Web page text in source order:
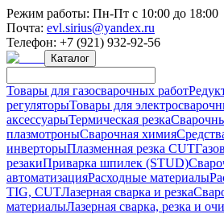
Режим работы: Пн-Пт с 10:00 до 18:00
Почта: evl.sirius@yandex.ru
Телефон: +7 (921) 932-92-56
Каталог
Товары для газосварочных работ
регуляторыТовары для
аксессуарыТермическая резка
плазмотроныСварочная химия
инверторыПлазменная резка CUT
резакиПриварка шпилек (STUD)
автоматизацияРасходные материалы
TIG, CUTЛазерная сварка и резка
материалыЛазерная сварка, резка и